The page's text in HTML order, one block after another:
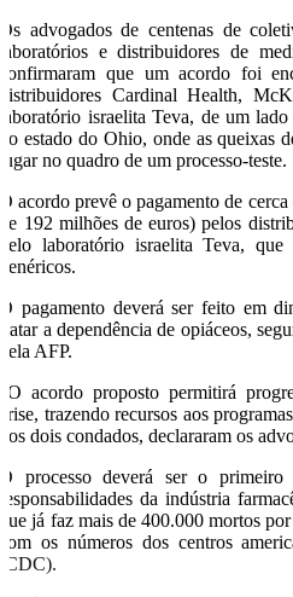
Os advogados de centenas de
laboratórios e distribuidores de
confirmaram que um acordo foi
distribuidores Cardinal Health,
laboratório israelita Teva, de um
do estado do Ohio, onde as queixas
lugar no quadro de um processo-teste.
O acordo prevê o pagamento de
de 192 milhões de euros) pelos
pelo laboratório israelita Teva, que
genéricos.
O pagamento deverá ser feito em
tratar a dependência de opiáceos,
pela AFP.
“O acordo proposto permitirá
crise, trazendo recursos aos
dos dois condados, declararam os
O processo deverá ser o primeiro
responsabilidades da indústria
que já faz mais de 400.000 mortos
com os números dos centros
(CDC).